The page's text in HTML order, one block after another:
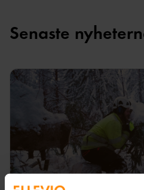
Senaste